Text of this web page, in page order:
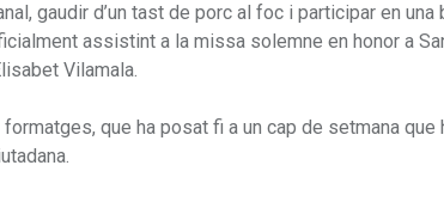
gaudir d’un tast de porc al foc i participar en una
assistint a la missa solemne en honor a
Vilamala.
que ha posat fi a un cap de setmana que